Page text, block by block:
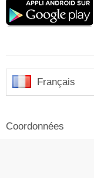
Français
Coordonnées